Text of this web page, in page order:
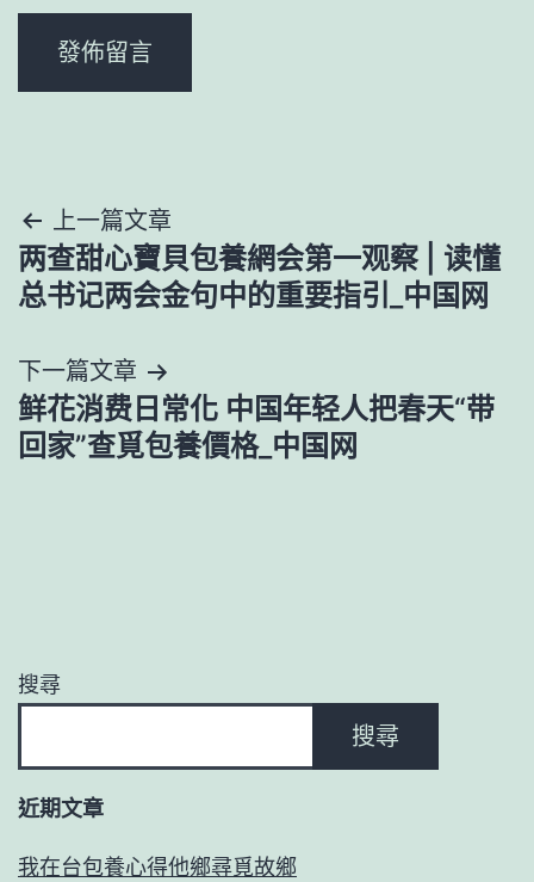
文
章
覽
上一篇文章
两查甜心寶貝包養網会第一观察 | 读懂
总书记两会金句中的重要指引_中国网
下一篇文章
鲜花消费日常化 中国年轻人把春天“带
回家”查覓包養價格_中国网
搜尋
搜尋
近期文章
我在台包養心得他鄉尋覓故鄉